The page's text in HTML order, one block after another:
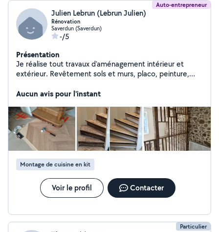
Auto-entrepreneur
Julien Lebrun (Lebrun Julien)
Rénovation
Saverdun (Saverdun)
-/5
Présentation
Je réalise tout travaux d'aménagement intérieur et
extérieur. Revêtement sols et murs, placo, peinture,
ans d'expérience dans le domaine. Équipé et sérieux.
Aucun avis pour l'instant
Montage de cuisine en kit
Voir le profil Contacter
Particulier